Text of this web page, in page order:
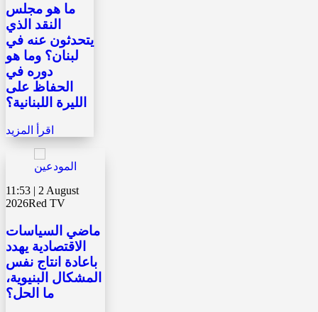
ما هو مجلس
النقد الذي
يتحدثون عنه في
لبنان؟ وما هو
دوره في
الحفاظ على
الليرة اللبنانية؟
اقرأ المزيد
11:53 | 2 August
2026Red TV
ماضي السياسات
الاقتصادية يهدد
باعادة انتاج نفس
المشكال البنيوية،
ما الحل؟